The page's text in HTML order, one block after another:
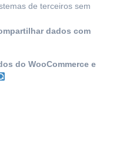
de terceiros sem
dados com
do WooCommerce e